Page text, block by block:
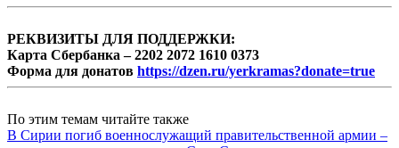
РЕКВИЗИТЫ ДЛЯ ПОДДЕРЖКИ:
Карта Сбербанка – 2202 2072 1610 0373
Форма для донатов https://dzen.ru/yerkramas?donate=true
По этим темам читайте также
В Сирии погиб военнослужащий правительственной армии –